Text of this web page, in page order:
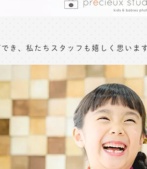
き、私たちスタッフも嬉しく思いま